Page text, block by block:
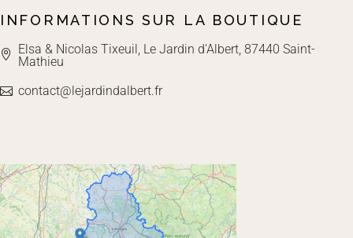
INFORMATIONS SUR LA BOUTIQUE
Elsa & Nicolas Tixeuil, Le Jardin d'Albert, 87440 Saint-
Mathieu
contact@lejardindalbert.fr